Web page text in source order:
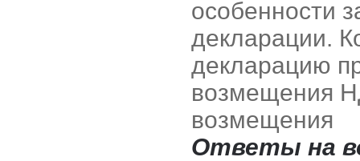
особенности
декларации.
декларацию
возмещения
возмещения
Ответы на